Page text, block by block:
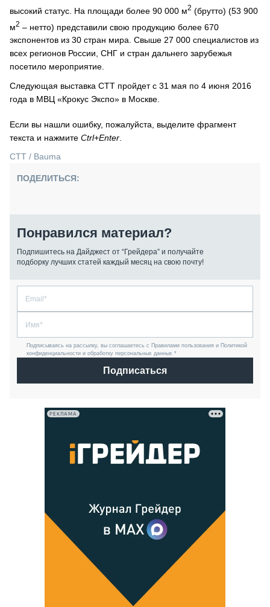
высокий статус. На площади более 90 000 м2 (брутто) (53 900
м2 – нетто) представили свою продукцию более 670
экспонентов из 30 стран мира. Свыше 27 000 специалистов из
всех регионов России, СНГ и стран дальнего зарубежья
посетило мероприятие.
Следующая выставка СТТ пройдет с 31 мая по 4 июня 2016
года в МВЦ «Крокус Экспо» в Москве.
Если вы нашли ошибку, пожалуйста, выделите фрагмент
текста и нажмите Ctrl+Enter.
СТТ / Bauma
ПОДЕЛИТЬСЯ:
Понравился материал?
Подпишитесь на Дайджест от “Грейдера” и получайте
подборку лучших статей каждый месяц на свою почту!
Подписываясь на рассылку, вы соглашаетесь с Правилами пользования и Политикой
конфиденциальности и обработку персональных данных *
Подписаться
РЕКЛАМА